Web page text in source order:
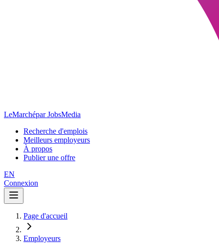
LeMarchépar JobsMedia
Recherche d'emplois
Meilleurs employeurs
À propos
Publier une offre
EN
Connexion
Page d'accueil
Employeurs